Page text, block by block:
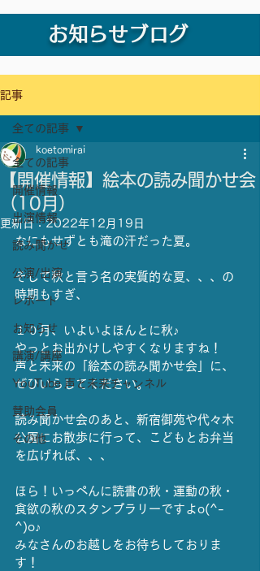
お知らせブログ
記事
全ての記事
開催情報
出演情報
読み聞かせ
公演/出演
レポート
お知らせ
講演/講座
YouTube 声と未来チャンネル
賛助会員
その他
全ての記事
【開催情報】絵本の読み聞かせ会
（10月）
koetomirai
更新日：2022年12月19日
なにもせずとも滝の汗だった夏。
そして秋と言う名の実質的な夏、、、の
時期もすぎ、
１０月、いよいよほんとに秋♪
やっとお出かけしやすくなりますね！
声と未来の「絵本の読み聞かせ会」に、
ぜひいらしてください。
読み聞かせ会のあと、新宿御苑や代々木
公園にお散歩に行って、こどもとお弁当
を広げれば、、、
ほら！いっぺんに読書の秋・運動の秋・
食欲の秋のスタンプラリーですよo(^-
^)o♪
みなさんのお越しをお待ちしておりま
す！